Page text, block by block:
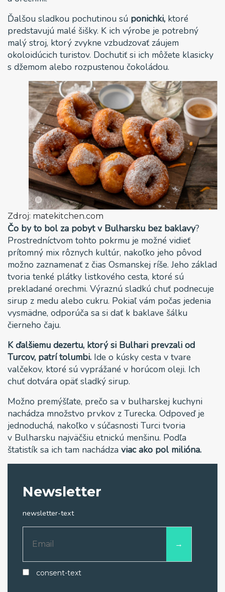
Ďalšou sladkou pochutinou sú ponichki, ktoré
predstavujú malé šišky. K ich výrobe je potrebný
malý stroj, ktorý zvykne vzbudzovať záujem
okoloidúcich turistov. Dochutiť si ich môžete klasicky
s džemom alebo rozpustenou čokoládou.
Zdroj: matekitchen.com
Čo by to bol za pobyt v Bulharsku bez baklavy?
Prostredníctvom tohto pokrmu je možné vidieť
prítomný mix rôznych kultúr, nakoľko jeho pôvod
možno zaznamenať z čias Osmanskej ríše. Jeho základ
tvoria tenké plátky listkového cesta, ktoré sú
prekladané orechmi. Výraznú sladkú chuť podnecuje
sirup z medu alebo cukru. Pokiaľ vám počas jedenia
vysmädne, odporúča sa si dať k baklave šálku
čierneho čaju.
K ďalšiemu dezertu, ktorý si Bulhari prevzali od
Turcov, patrí tolumbi. Ide o kúsky cesta v tvare
valčekov, ktoré sú vyprážané v horúcom oleji. Ich
chuť dotvára opäť sladký sirup.
Možno premýšľate, prečo sa v bulharskej kuchyni
nachádza množstvo prvkov z Turecka. Odpoveď je
jednoduchá, nakoľko v súčasnosti Turci tvoria
v Bulharsku najväčšiu etnickú menšinu. Podľa
štatistík sa ich tam nachádza viac ako pol milióna.
Newsletter
newsletter-text
consent-text